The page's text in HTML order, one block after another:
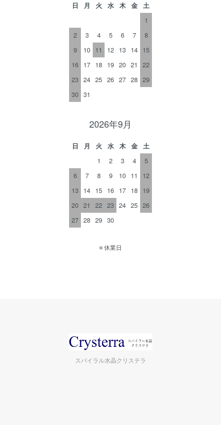
日 月 火 水 木 金
土
1
2
3 4 5 6 7
8
9
10 11 12 13 14 15
16 17 18 19 20 21
22
23 24 25 26 27 28 29
30 31
2026年9月
日 月 火 水 木 金
土
1
2 3 4
5
6
7 8 9 10 11
12
13 14 15 16 17 18 19
20 21 22 23 24 25 26
27 28 29 30
■休業日
スパイラル水晶クリステラ